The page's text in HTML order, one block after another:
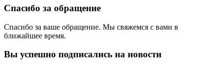
Спасибо за обращение
Спасибо за ваше обращение. Мы свяжемся с вами в
ближайшее время.
Вы успешно подписались на новости